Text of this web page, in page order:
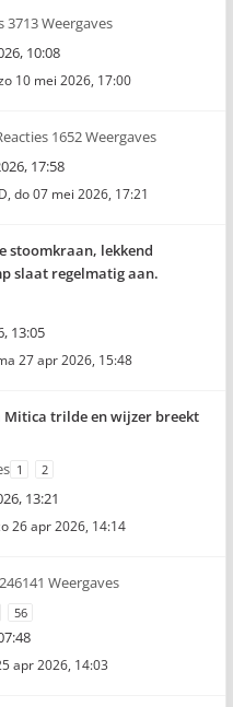
3713 Weergaves
10:08
10 mei 2026, 17:00
1652 Weergaves
17:58
, do 07 mei 2026, 17:21
stoomkraan, lekkend
slaat regelmatig aan.
13:05
27 apr 2026, 15:48
Mitica trilde en wijzer breekt
1 2
13:21
26 apr 2026, 14:14
Weergaves
56
apr 2026, 14:03